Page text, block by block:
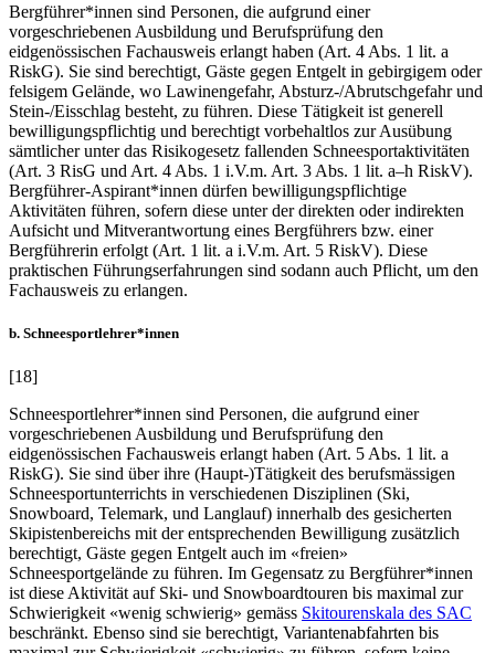
Bergführer*innen sind Personen, die aufgrund einer
vorgeschriebenen Ausbildung und Berufsprüfung den
eidgenössischen Fachausweis erlangt haben (Art. 4 Abs. 1 lit. a
RiskG). Sie sind berechtigt, Gäste gegen Entgelt in gebirgigem oder
felsigem Gelände, wo Lawinengefahr, Absturz-/Abrutschgefahr und
Stein-/Eisschlag besteht, zu führen. Diese Tätigkeit ist generell
bewilligungspflichtig und berechtigt vorbehaltlos zur Ausübung
sämtlicher unter das Risikogesetz fallenden Schneesportaktivitäten
(Art. 3 RisG und Art. 4 Abs. 1 i.V.m. Art. 3 Abs. 1 lit. a–h RiskV).
Bergführer-Aspirant*innen dürfen bewilligungspflichtige
Aktivitäten führen, sofern diese unter der direkten oder indirekten
Aufsicht und Mitverantwortung eines Bergführers bzw. einer
Bergführerin erfolgt (Art. 1 lit. a i.V.m. Art. 5 RiskV). Diese
praktischen Führungserfahrungen sind sodann auch Pflicht, um den
Fachausweis zu erlangen.
b. Schneesportlehrer*innen
[18]
Schneesportlehrer*innen sind Personen, die aufgrund einer
vorgeschriebenen Ausbildung und Berufsprüfung den
eidgenössischen Fachausweis erlangt haben (Art. 5 Abs. 1 lit. a
RiskG). Sie sind über ihre (Haupt-)Tätigkeit des berufsmässigen
Schneesportunterrichts in verschiedenen Disziplinen (Ski,
Snowboard, Telemark, und Langlauf) innerhalb des gesicherten
Skipistenbereichs mit der entsprechenden Bewilligung zusätzlich
berechtigt, Gäste gegen Entgelt auch im «freien»
Schneesportgelände zu führen. Im Gegensatz zu Bergführer*innen
ist diese Aktivität auf Ski- und Snowboardtouren bis maximal zur
Schwierigkeit «wenig schwierig» gemäss Skitourenskala des SAC
beschränkt. Ebenso sind sie berechtigt, Variantenabfahrten bis